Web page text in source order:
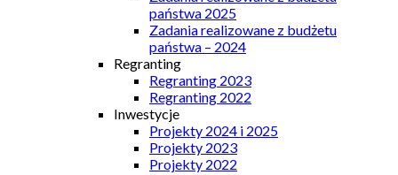
państwa 2025
Zadania realizowane z budżetu
państwa – 2024
Regranting
Regranting 2023
Regranting 2022
Inwestycje
Projekty 2024 i 2025
Projekty 2023
Projekty 2022